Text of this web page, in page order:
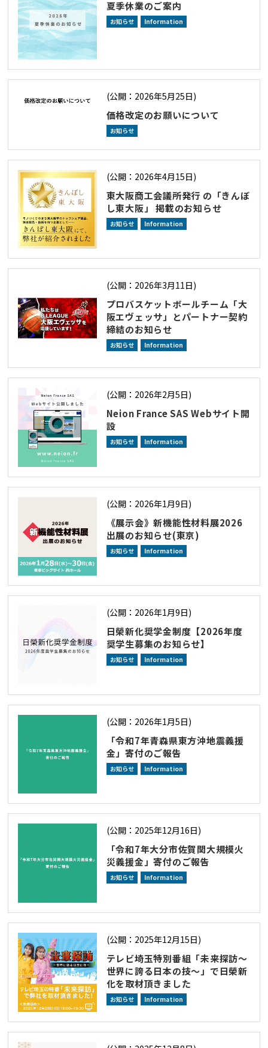
夏季休業のご案内
お知らせ Information
(公開：2026年5月25日)
価格改定のお願いについて
お知らせ
(公開：2026年4月15日)
東大阪商工会議所発行 の「きんぼ
し東大阪」 掲載のお知らせ
お知らせ Information
(公開：2026年3月11日)
プロバスケットボールチーム「大
阪エヴェッサ」とパートナー契約
締結のお知らせ
お知らせ Information
(公開：2026年2月5日)
Neion France SAS Webサイト開
設
お知らせ Information
(公開：2026年1月9日)
《展示会》新機能性材料展2026
出展のお知らせ(東京)
お知らせ Information
(公開：2026年1月9日)
日榮新化奨学金制度【2026年度
奨学生募集のお知らせ】
お知らせ Information
(公開：2026年1月5日)
「令和7年青森県東方沖地震義援
金」寄付のご報告
お知らせ Information
(公開：2025年12月16日)
「令和7年大分市佐賀関大規模火
災義援金」寄付のご報告
お知らせ Information
(公開：2025年12月15日)
テレビ埼玉特別番組「未来探訪～
世界に誇る日本の技～」で日榮新
化を取材頂きました
お知らせ Information